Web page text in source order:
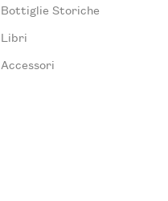
Bottiglie Storiche
Libri
Accessori